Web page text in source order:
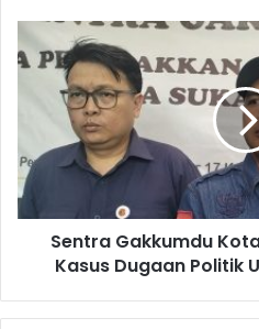
Sentra Gakkumdu
Kasus Dugaan Politik